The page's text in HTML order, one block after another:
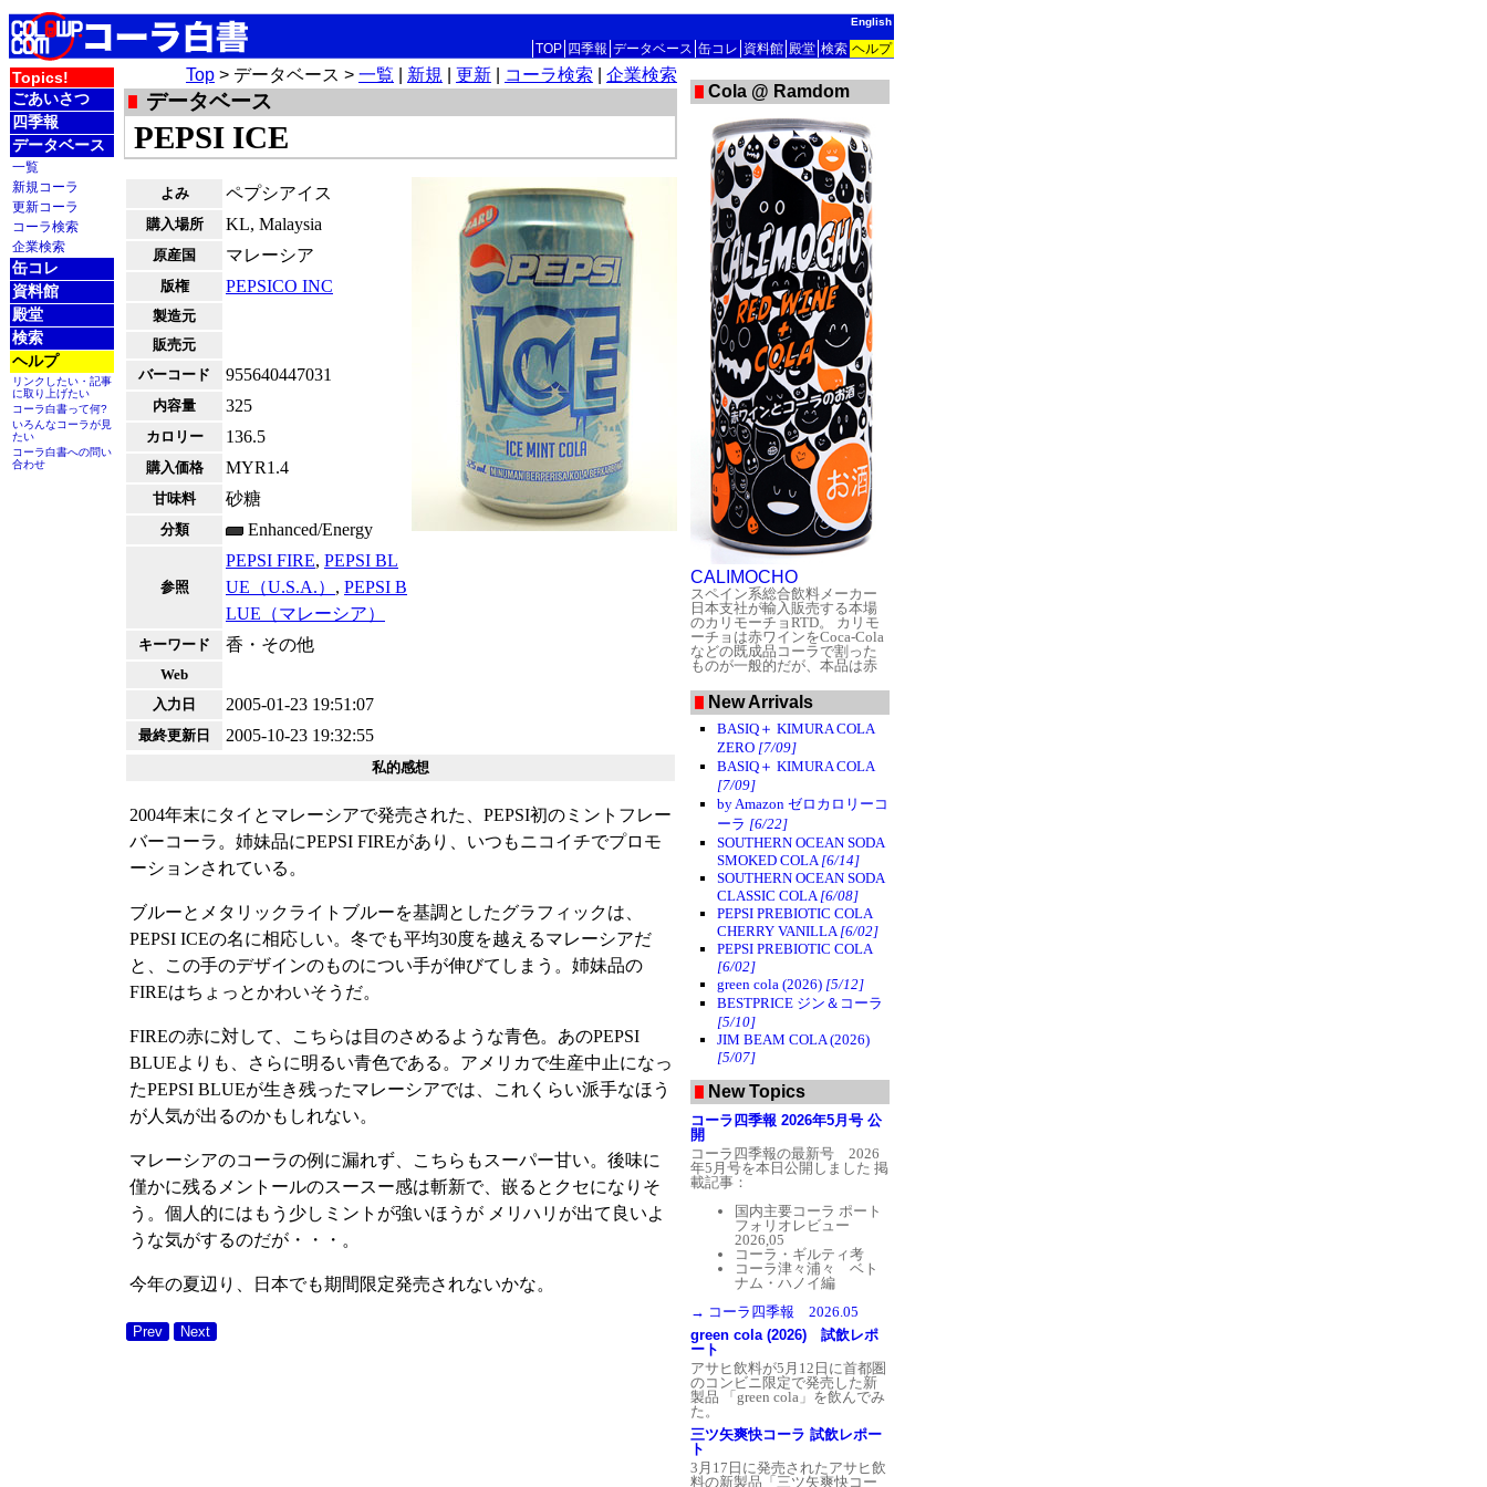
TOP 四季報 データベース 缶コレ 資料館 殿堂 検索 ヘルプ
English
Topics!
ごあいさつ
四季報
データベース
一覧
新規コーラ
更新コーラ
コーラ検索
企業検索
缶コレ
資料館
殿堂
検索
ヘルプ
リンクしたい・記事
に取り上げたい
コーラ白書って何?
いろんなコーラが見
たい
コーラ白書への問い
合わせ
Top > データベース > 一覧 新規 更新 コーラ検索 企業検索
データベース
PEPSI ICE
よみ ペプシアイス
購入場所 KL, Malaysia
原産国 マレーシア
版権 PEPSICO INC
製造元
販売元
バーコード
955640447031
内容量 325
カロリー 136.5
購入価格 MYR1.4
甘味料 砂糖
分類 Enhanced/Energy
参照
PEPSI FIRE, PEPSI BL
UE（U.S.A.） , PEPSI B
LUE（マレーシア）
キーワード 香・その他
Web
入力日
2005-01-23 19:51:07
最終更新日 2005-10-23 19:32:55
私的感想
2004年末にタイとマレーシアで発売された、PEPSI初のミントフレー
バーコーラ。姉妹品にPEPSI FIREがあり、いつもニコイチでプロモ
ーションされている。
ブルーとメタリックライトブルーを基調としたグラフィックは、
PEPSI ICEの名に相応しい。冬でも平均30度を越えるマレーシアだ
と、この手のデザインのものについ手が伸びてしまう。姉妹品の
FIREはちょっとかわいそうだ。
FIREの赤に対して、こちらは目のさめるような青色。あのPEPSI
BLUEよりも、さらに明るい青色である。アメリカで生産中止になっ
たPEPSI BLUEが生き残ったマレーシアでは、これくらい派手なほう
が人気が出るのかもしれない。
マレーシアのコーラの例に漏れず、こちらもスーパー甘い。後味に
僅かに残るメントールのスースー感は斬新で、嵌るとクセになりそ
う。個人的にはもう少しミントが強いほうが メリハリが出て良いよ
うな気がするのだが・・・。
今年の夏辺り、日本でも期間限定発売されないかな。
Prev Next
Cola @ Ramdom
CALIMOCHO
スペイン系総合飲料メーカー
日本支社が輸入販売する本場
のカリモーチョRTD。
カリモ
ーチョは赤ワインをCoca-Cola
などの既成品コーラで割った
ものが一般的だが、本品は赤
キス（？）などのコーラ成分
を加えている。また興味深い
のがブラックベリーエキスを
使用している点で、どこかサ
ングリア的な雰囲気が漂う。
アルコール度数は4.5%。パッ
ケージは様々な表情をしたワ
インとコーラの水滴をいっぱ
いに配した、キュートなデザ
イン。こういうポップなデザ
インは日本のRTDではなかな
かお目にかかれない。酸味が
強くタンニンは弱めの、すっ
きりしたさわやかな味わい。
コーラの存在感は薄い。後味
に少し雑味が残るが舌に積み
あがることはなく、むしろ快
いアクセントになっている。
存在感のある要素を良好なバ
ランスで仕上げた、中々美味
で面白いRTDだった。カリモ
ーチョは安ワインで作るほど
美味しいと言われるが、本品
を飲んでなんとなく納得でき
たように思う。
New Arrivals
BASIQ＋ KIMURA COLA
ZERO [7/09]
BASIQ＋ KIMURA COLA
[7/09]
by Amazon ゼロカロリーコ
ーラ [6/22]
SOUTHERN OCEAN SODA
SMOKED COLA [6/14]
SOUTHERN OCEAN SODA
CLASSIC COLA [6/08]
PEPSI PREBIOTIC COLA
CHERRY VANILLA [6/02]
PEPSI PREBIOTIC COLA
[6/02]
green cola (2026) [5/12]
BESTPRICE ジン＆コーラ
[5/10]
JIM BEAM COLA (2026)
[5/07]
New Topics
コーラ四季報 2026年5月号 公
開
コーラ四季報の最新号 2026
年5月号を本日公開しました 掲
載記事：
国内主要コーラ ポート
フォリオレビュー
2026,05
コーラ・ギルティ考
コーラ津々浦々 ベト
ナム・ハノイ編
→ コーラ四季報 2026.05
green cola (2026) 試飲レポ
ート
アサヒ飲料が5月12日に首都圏
のコンビニ限定で発売した新
製品 「green cola」を飲んでみ
た。
三ツ矢爽快コーラ 試飲レポー
ト
3月17日に発売されたアサヒ飲
料の新製品「三ツ矢爽快コー